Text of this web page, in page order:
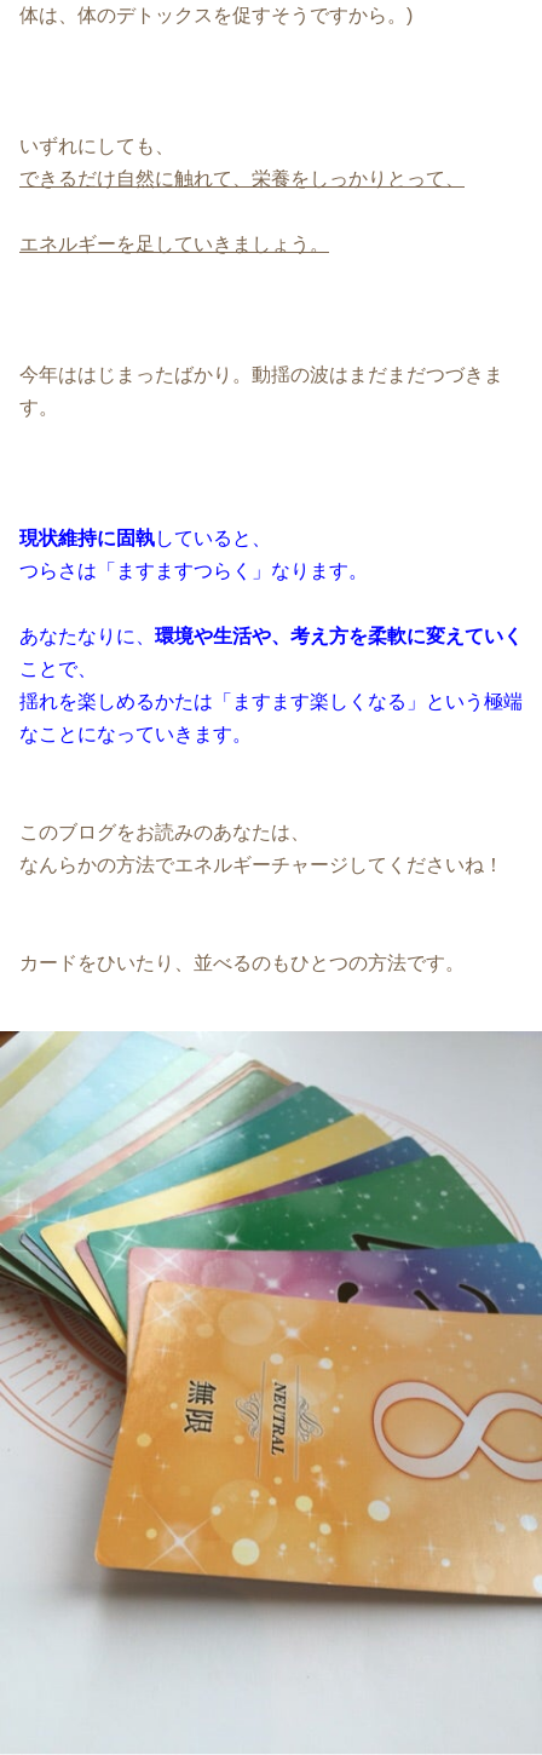
体は、体のデトックスを促すそうですから。)
いずれにしても、
できるだけ自然に触れて、栄養をしっかりとって、
エネルギーを足していきましょう。
今年ははじまったばかり。動揺の波はまだまだつづきま
す。
現状維持に固執していると、
つらさは「ますますつらく」なります。
あなたなりに、 環境や生活や、考え方を柔軟に変えていく
ことで、
揺れを楽しめるかたは「ますます楽しくなる」という極端
なことになっていきます。
このブログをお読みのあなたは、
なんらかの方法でエネルギーチャージしてくださいね！
カードをひいたり、並べるのもひとつの方法です。